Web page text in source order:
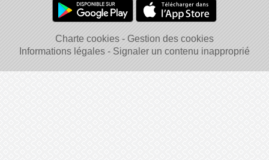
Charte cookies
Gestion des cookies
Informations légales
Signaler un contenu inapproprié